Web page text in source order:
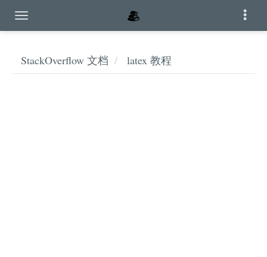
StackOverflow 文档 latex 教程